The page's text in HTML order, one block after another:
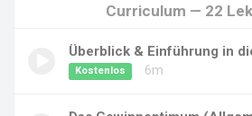
Curriculum — 22
Überblick & Einführung in
Kostenlos 6m